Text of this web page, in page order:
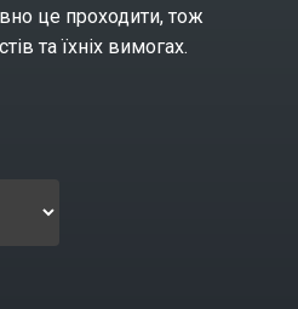
це проходити, тож
та їхніх вимогах.